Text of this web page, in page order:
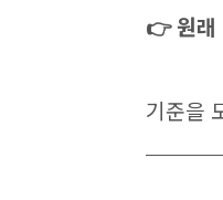
👉 원래
기준을